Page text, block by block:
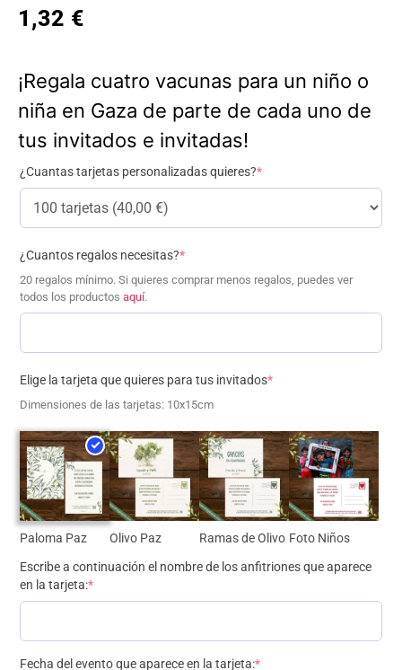
1,32 €
¡Regala cuatro vacunas para un niño o
niña en Gaza de parte de cada uno de
tus invitados e invitadas!
¿Cuantas tarjetas personalizadas quieres?*
¿Cuantos regalos necesitas?*
20 regalos mínimo. Si quieres comprar menos regalos, puedes ver
todos los productos aquí.
Elige la tarjeta que quieres para tus invitados*
Dimensiones de las tarjetas: 10x15cm
Paloma Paz Olivo Paz Ramas de Olivo Foto Niños
Escribe a continuación el nombre de los anfitriones que aparece
en la tarjeta:*
Fecha del evento que aparece en la tarjeta:*